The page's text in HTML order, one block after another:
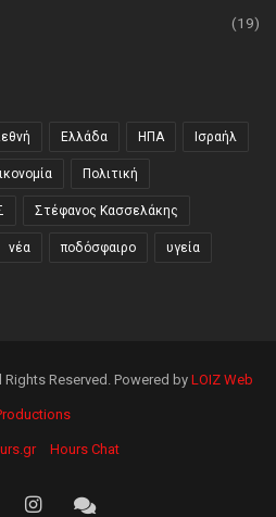
(19)
Ελλάδα ΗΠΑ Ισραήλ
Πολιτική
Στέφανος Κασσελάκης
νέα ποδόσφαιρο υγεία
Reserved. Powered by LOIZ Web
Hours Chat
FacebookInstagramHours